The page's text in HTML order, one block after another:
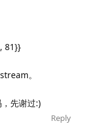
81}}
。
先谢过:)
Reply